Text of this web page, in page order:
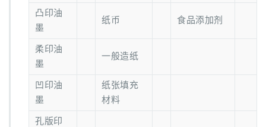
凸印油
墨
纸币 食品添加剂
柔印油
墨
一般造纸
凹印油
墨
纸张填充
材料
孔版印